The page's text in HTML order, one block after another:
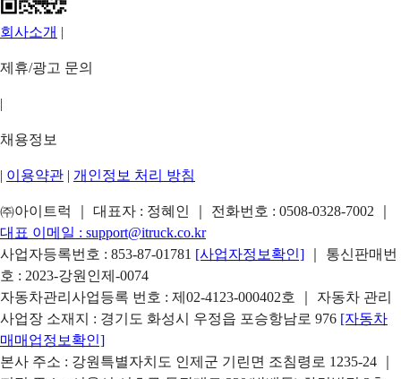
회사소개 |
제휴/광고 문의
|
채용정보
| 이용약관 | 개인정보 처리 방침
㈜아이트럭 ｜ 대표자 : 정혜인 ｜ 전화번호 : 0508-0328-7002
대표 이메일 : support@itruck.co.kr
사업자등록번호 : 853-87-01781 [사업자정보확인]
｜ 통신판매번
호 : 2023-강원인제-0074
자동차관리사업등록 번호 : 제02-4123-000402호 ｜ 자동차 관리
사업장 소재지 : 경기도 화성시 우정읍 포승항남로 976 [자동차
매매업정보확인]
본사 주소 : 강원특별자치도 인제군 기린면 조침령로 1235-24 ｜